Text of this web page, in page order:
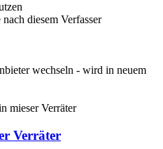
nach diesem Verfasser
wechseln - wird in neuem
Verräter